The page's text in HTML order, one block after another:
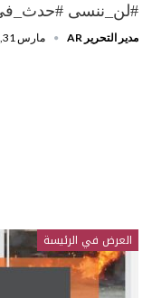
#لن_ننسى
مدير التحرير AR مارس 31, 2024
العرض في الرئيسة